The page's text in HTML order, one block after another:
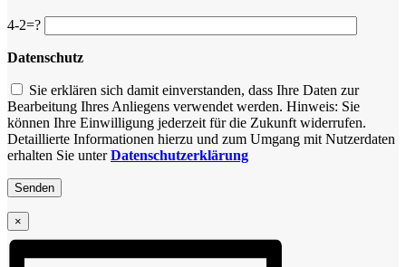
4-2=?
Datenschutz
Sie erklären sich damit einverstanden, dass Ihre Daten zur
Bearbeitung Ihres Anliegens verwendet werden. Hinweis: Sie
können Ihre Einwilligung jederzeit für die Zukunft widerrufen.
Detaillierte Informationen hierzu und zum Umgang mit Nutzerdaten
erhalten Sie unterDatenschutzerklärung
×